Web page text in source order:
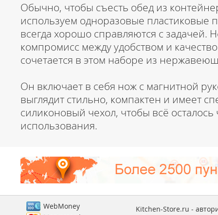
Обычно, чтобы съесть обед из
используем одноразовые пластиковые
всегда хорошо справляются с задачей.
компромисс между удобством и
сочетается в этом наборе из
Он включает в себя нож с магнитной
выглядит стильно, компактен и имеет
силиконовый чехол, чтобы всё
использования.
WebMoney
Kitchen-Store.ru -